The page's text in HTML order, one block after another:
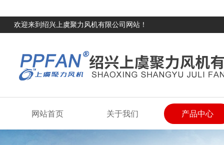
欢迎来到绍兴上虞聚力风机有限公司网站！
网站首页 关于我们 产品中心